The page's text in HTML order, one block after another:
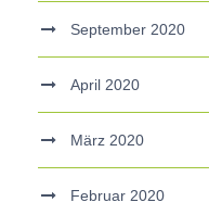
September 2020
April 2020
März 2020
Februar 2020